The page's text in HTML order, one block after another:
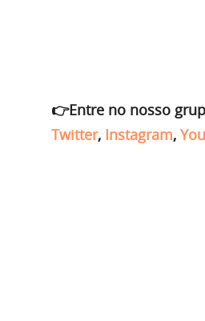
👉Entre no nosso
Twitter, Instagram,